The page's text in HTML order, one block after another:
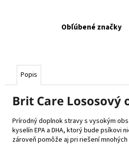
Obľúbené značky
Popis
Brit Care Lososový
Prírodný doplnok stravy s vysokým
kyselín EPA a DHA, ktorý bude psíkovi
zároveň pomôže aj pri riešení